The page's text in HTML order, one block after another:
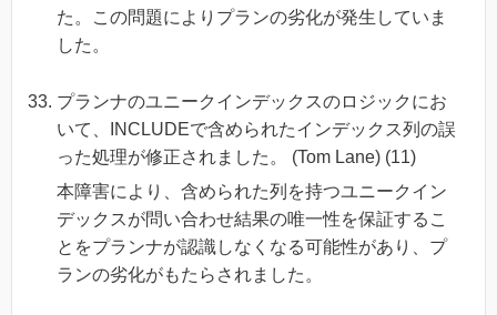
た。この問題によりプランの劣化が発生していま
した。
プランナのユニークインデックスのロジックにお
いて、INCLUDEで含められたインデックス列の誤
った処理が修正されました。 (Tom Lane) (11)
本障害により、含められた列を持つユニークイン
デックスが問い合わせ結果の唯一性を保証するこ
とをプランナが認識しなくなる可能性があり、プ
ランの劣化がもたらされました。